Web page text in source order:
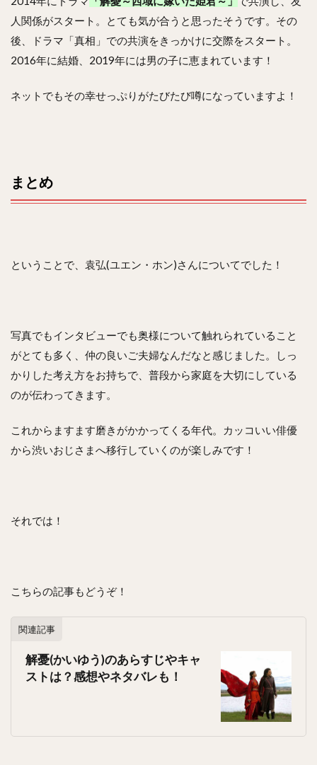
人関係がスタート。とても気が合うと思ったそうです。その
後、ドラマ「真相」での共演をきっかけに交際をスタート。
2016年に結婚、2019年には男の子に恵まれています！
ネットでもその幸せっぷりがたびたび噂になっていますよ！
まとめ
ということで、袁弘(ユエン・ホン)さんについてでした！
写真でもインタビューでも奥様について触れられていること
がとても多く、仲の良いご夫婦なんだなと感じました。しっ
かりした考え方をお持ちで、普段から家庭を大切にしている
のが伝わってきます。
これからますます磨きがかかってくる年代。カッコいい俳優
から渋いおじさまへ移行していくのが楽しみです！
それでは！
こちらの記事もどうぞ！
関連記事
解憂(かいゆう)のあらすじやキャ
ストは？感想やネタバレも！